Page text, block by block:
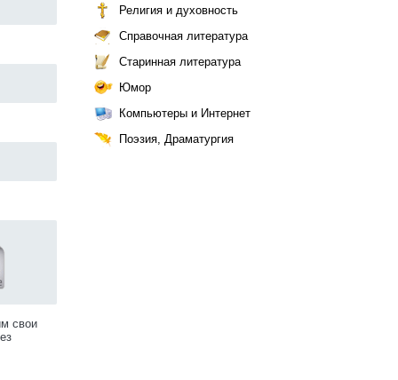
свои
Религия и духовность
Справочная литература
Старинная литература
Юмор
Компьютеры и Интернет
Поэзия, Драматургия